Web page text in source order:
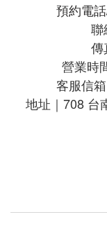
預約電
聯
傳
營業時
客服信箱
地址｜708 台